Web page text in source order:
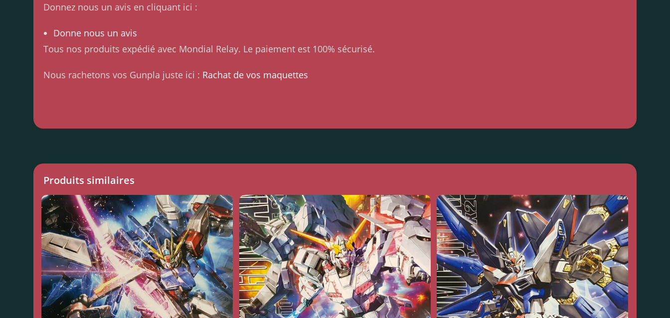
Donnez nous un avis en cliquant ici :
Donne nous un avis
Tous nos produits expédié avec Mondial Relay. Le paiement est 100% sécurisé.
Nous rachetons vos Gunpla juste ici : Rachat de vos maquettes
Produits similaires